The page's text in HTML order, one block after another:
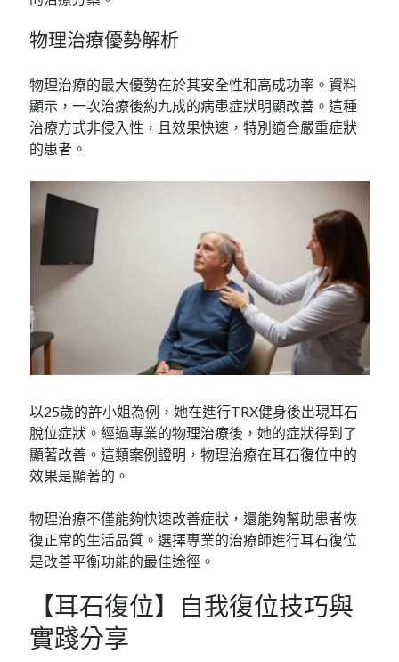
物理治療優勢解析
物理治療的最大優勢在於其安全性和高成功率。資料
顯示，一次治療後約九成的病患症狀明顯改善。這種
治療方式非侵入性，且效果快速，特別適合嚴重症狀
的患者。
以25歲的許小姐為例，她在進行TRX健身後出現耳石
脫位症狀。經過專業的物理治療後，她的症狀得到了
顯著改善。這類案例證明，物理治療在耳石復位中的
效果是顯著的。
物理治療不僅能夠快速改善症狀，還能夠幫助患者恢
復正常的生活品質。選擇專業的治療師進行耳石復位
是改善平衡功能的最佳途徑。
【耳石復位】自我復位技巧與
實踐分享